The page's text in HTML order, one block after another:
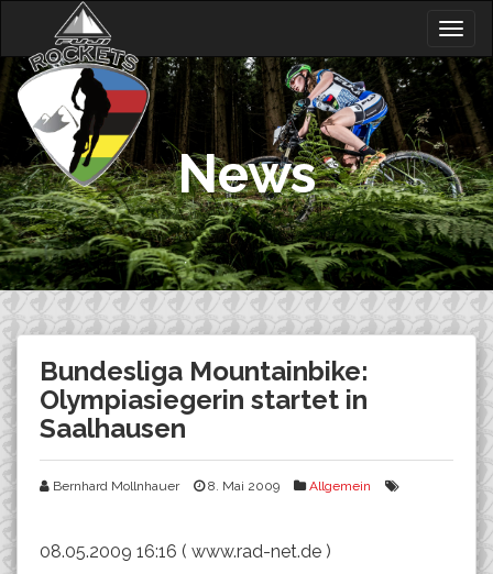
content
News
Bundesliga Mountainbike:
Olympiasiegerin startet in
Saalhausen
Bernhard Mollnhauer 8. Mai 2009 Allgemein
08.05.2009 16:16 ( www.rad-net.de )